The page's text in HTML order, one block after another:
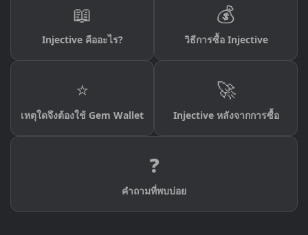
📖
Injective คืออะไร?
💰
วิธีการซื้อ Injective
⭐
เหตุใดจึงต้องใช้ Gem Wallet
🚀
Injective หลังจากการซื้อ
❓
คำถามที่พบบ่อย